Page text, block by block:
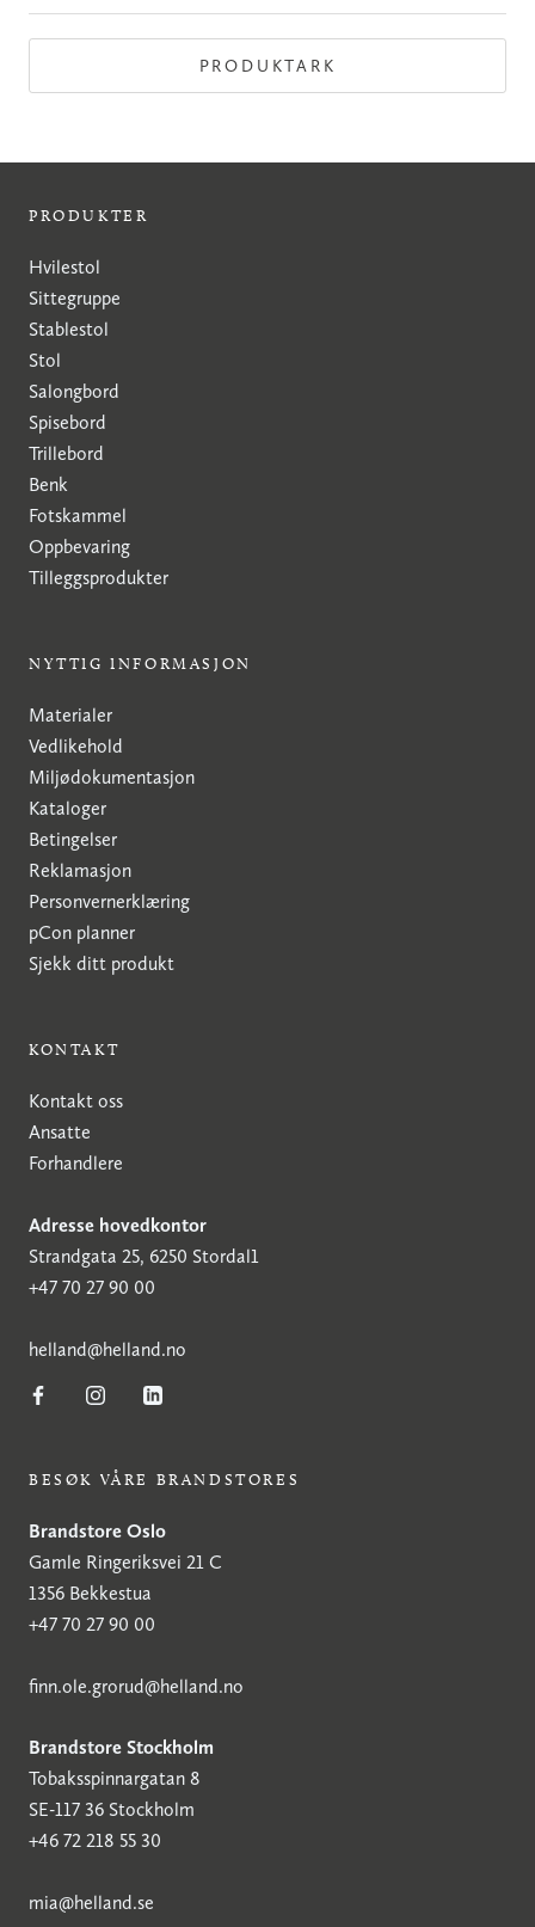
PRODUKTARK
PRODUKTER
Hvilestol
Sittegruppe
Stablestol
Stol
Salongbord
Spisebord
Trillebord
Benk
Fotskammel
Oppbevaring
Tilleggsprodukter
NYTTIG INFORMASJON
Materialer
Vedlikehold
Miljødokumentasjon
Kataloger
Betingelser
Reklamasjon
Personvernerklæring
pCon planner
Sjekk ditt produkt
KONTAKT
Kontakt oss
Ansatte
Forhandlere
Adresse hovedkontor
Strandgata 25, 6250 Stordal1
+47 70 27 90 00
helland@helland.no
BESØK VÅRE BRANDSTORES
Brandstore Oslo
Gamle Ringeriksvei 21 C
1356 Bekkestua
+47 70 27 90 00
finn.ole.grorud@helland.no
Brandstore Stockholm
Tobaksspinnargatan 8
SE-117 36 Stockholm
+46 72 218 55 30
mia@helland.se